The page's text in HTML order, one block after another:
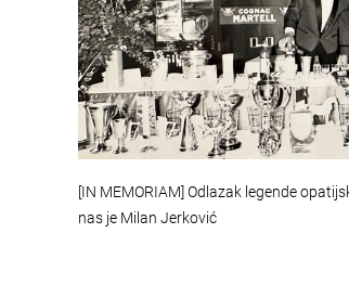
[IN MEMORIAM] Odlazak legende
nas je Milan Jerković